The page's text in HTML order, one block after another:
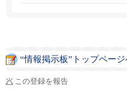
“情報掲示板”トップページ
この登録を報告